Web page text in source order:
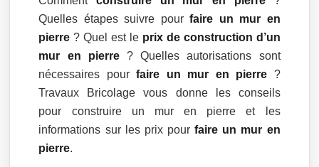
Quelles étapes suivre pourfaire un mur en
pierre ? Quel est le prix de construction d’un
mur en pierre? Quelles autorisations sont
nécessaires pourfaire un mur en pierre ?
Travaux Bricolage vous donne les conseils
pour construire un mur en pierre et les
informations sur les prix pourfaire un mur en
pierre.